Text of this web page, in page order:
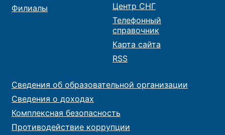
Филиалы
Центр СНГ
Телефонный
справочник
Карта сайта
RSS
Сведения об образовательной организации
Сведения о доходах
Комплексная безопасность
Противодействие коррупции